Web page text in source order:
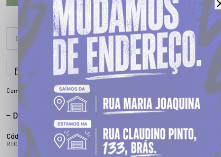
Parcele em até 6x sem juros
Compartilhe:
DESCRIÇÃO COMPLETA
Código identificador (SKU):
300100094
REGATA BASKET 094